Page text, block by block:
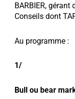
BARBIER,
Conseils dont
Au programme :
1/
Bull ou bear